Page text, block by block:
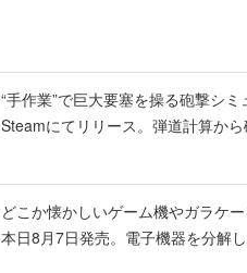
“手作業”で巨大要塞を操る砲撃シ
Steamにてリリース。弾道計算か
どこか懐かしいゲーム機やガラケ
本日8月7日発売。電子機器を分解